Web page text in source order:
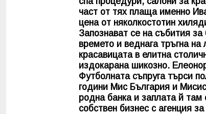
част от тях плаща именно
цена от няколкостотин
Запознават се на събития
времето и веднага тръгна
красавицата в елитна
издокарана шикозно.
Футболната съпруга търси
години Мис България и
родна банка и заплата й
собствен бизнес с агенция